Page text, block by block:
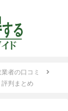
者の口コミ
判まとめ